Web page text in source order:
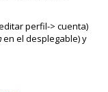
perfil-> cuenta)
en el desplegable) y